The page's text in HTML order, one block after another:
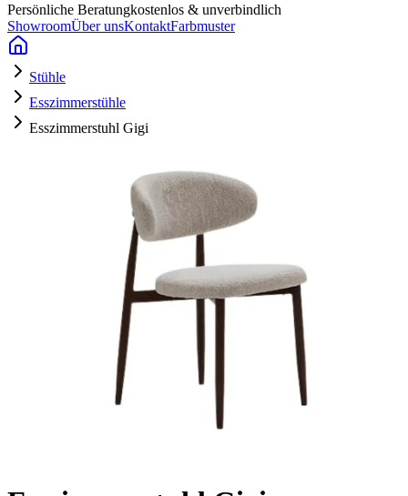
Persönliche Beratungkostenlos & unverbindlich
ShowroomÜber unsKontaktFarbmuster
Stühle
Esszimmerstühle
Esszimmerstuhl Gigi